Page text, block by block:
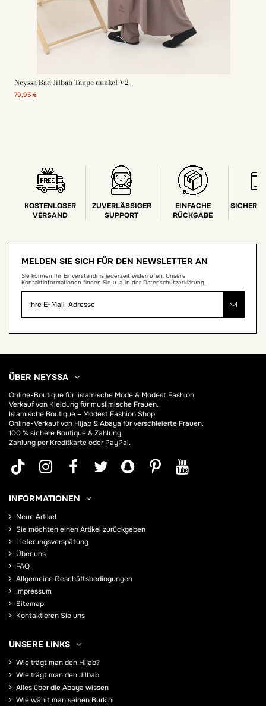
Neyssa Bad Jilbab Taupe dunkel V2
79,95 €
KOSTENLOSER
VERSAND
ZUVERLÄSSIGER
SUPPORT
EINFACHE
RÜCKGABE
SICHERE
MELDEN SIE SICH FÜR DEN NEWSLETTER AN
Sie können Ihr Einverständnis jederzeit widerrufen. Unsere
Kontaktinformationen finden Sie u. a. in der Datenschutzerklärung.
ÜBER NEYSSA
Online-Boutique für islamische Mode & Modest Fashion
Verkauf von Kleidung für muslimische Frauen.
Islamische Boutique – Modest Fashion Shop.
Online-Verkauf von Hijab &Abaya für verschleierte Frauen.
100 % sichere Boutique & Zahlung.
Zahlung per Kreditkarte oder PayPal.
INFORMATIONEN
Neue Artikel
Sie möchten einen Artikel zurückgeben
Lieferungsverspätung
Über uns
FAQ
Allgemeine Geschäftsbedingungen
Impressum
Sitemap
Kontaktieren Sie uns
UNSERE LINKS
Wie trägt man den Hijab?
Wie trägt man den Jilbab
Alles über die Abaya wissen
Wie wählt man seinen Burkini